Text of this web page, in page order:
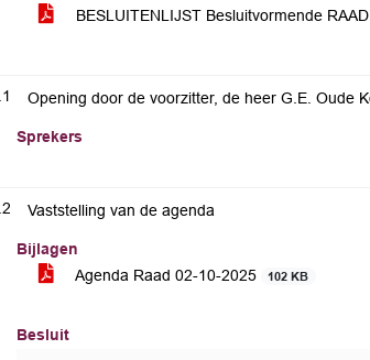
BESLUITENLIJST Besluitvormende
Opening door de voorzitter, de heer G.E. Oude
Sprekers
Vaststelling van de agenda
Bijlagen
Agenda Raad 02-10-2025
102 KB
Besluit